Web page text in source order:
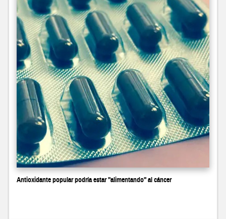
Antioxidante popular podría estar "alimentando" al cáncer